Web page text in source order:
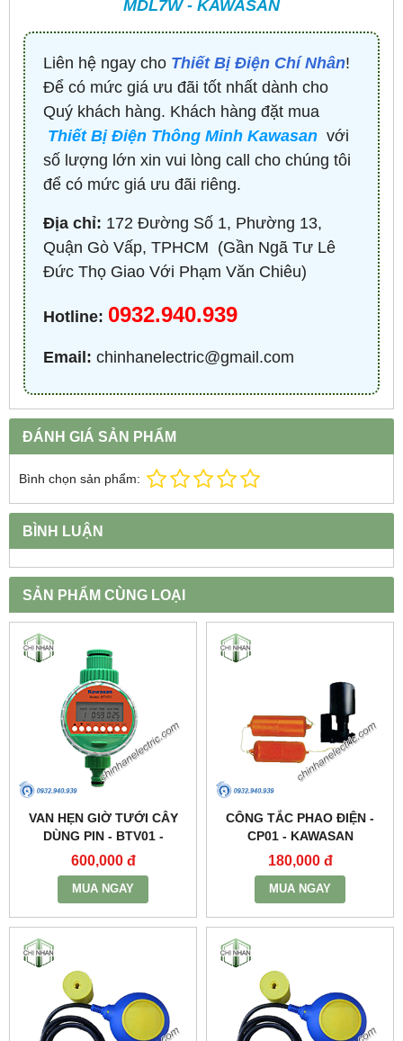
MDL7W - KAWASAN
Liên hệ ngay cho Thiết Bị Điện Chí Nhân!
Để có mức giá ưu đãi tốt nhất dành cho
Quý khách hàng. Khách hàng đặt mua
Thiết Bị Điện Thông Minh Kawasan với
số lượng lớn xin vui lòng call cho chúng tôi
để có mức giá ưu đãi riêng.
Địa chỉ: 172 Đường Số 1, Phường 13,
Quận Gò Vấp, TPHCM ​ (Gần Ngã Tư Lê
Đức Thọ Giao Với Phạm Văn Chiêu)
Hotline: 0932.940.939
Email: chinhanelectric@gmail.com
ĐÁNH GIÁ SẢN PHẨM
Bình chọn sản phẩm:
BÌNH LUẬN
SẢN PHẨM CÙNG LOẠI
VAN HẸN GIỜ TƯỚI CÂY
DÙNG PIN - BTV01 -
KAWASAN
600,000 đ
MUA NGAY
CÔNG TẮC PHAO ĐIỆN -
CP01 - KAWASAN
180,000 đ
MUA NGAY